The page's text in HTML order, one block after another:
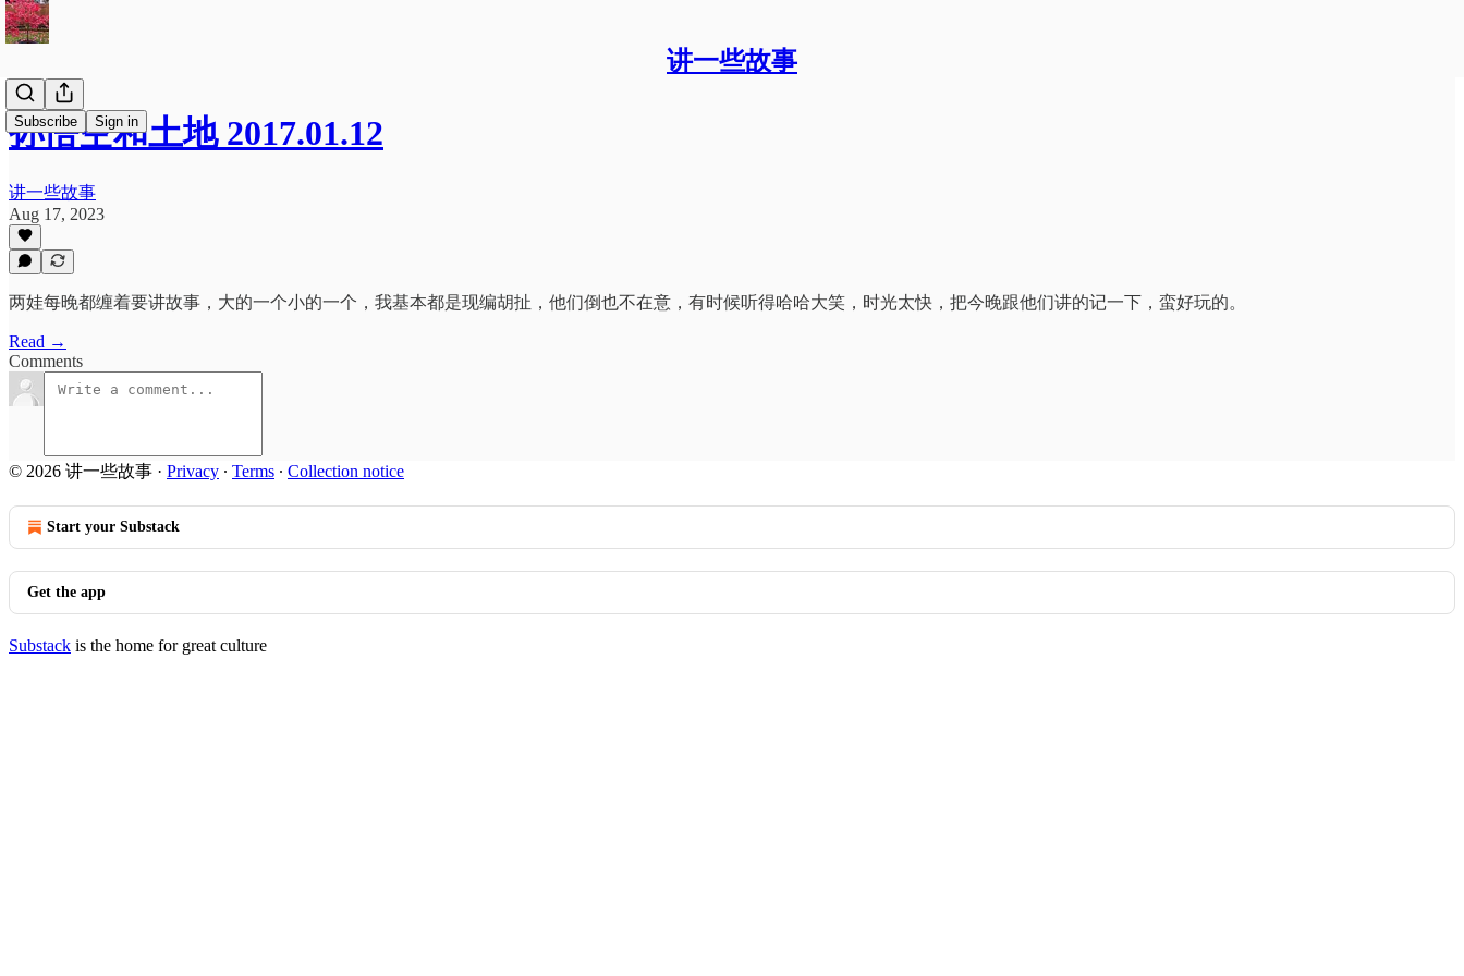
讲一些故事
Subscribe Sign in
孙悟空和土地 2017.01.12
讲一些故事
Aug 17, 2023
两娃每晚都缠着要讲故事，大的一个小的一个，我基本都是现编胡扯，他们倒也不在意，有时候听得哈哈大笑，时光太快，把今晚跟他们讲的记一下，蛮好玩的。
Read →
Comments
© 2026 讲一些故事 · Privacy ∙ Terms ∙ Collection notice
Start your Substack
Get the app
Substack is the home for great culture